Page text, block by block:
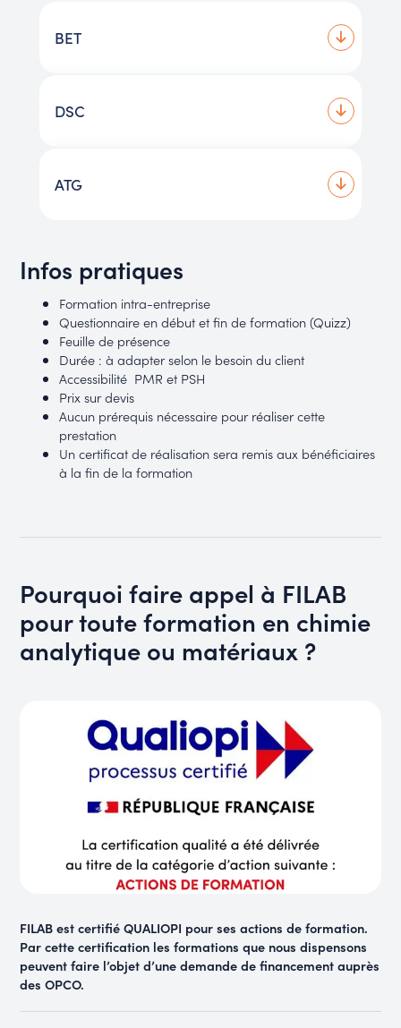
BET
DSC
ATG
Infos pratiques
Formation intra-entreprise
Questionnaire en début et fin de formation (Quizz)
Feuille de présence
Durée : à adapter selon le besoin du client
Accessibilité PMR et PSH
Prix sur devis
Aucun prérequis nécessaire pour réaliser cette
prestation
Un certificat de réalisation sera remis aux bénéficiaires
à la fin de la formation
Pourquoi faire appel à FILAB
pour toute formation en chimie
analytique ou matériaux ?
FILAB est certifié QUALIOPI pour ses actions de formation.
Par cette certification les formations que nous dispensons
peuvent faire l’objet d’une demande de financement auprès
des OPCO.